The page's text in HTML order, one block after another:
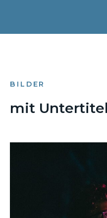
BILDER
mit